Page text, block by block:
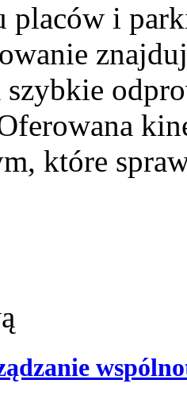
placów i
szybkie
które